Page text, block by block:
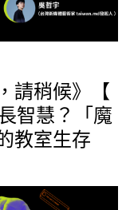
請稍候》【
智慧？「魔
教室生存